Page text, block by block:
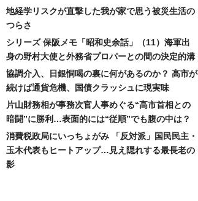
地経学リスクが直撃した我が家で思う被災生活の
つらさ
シリーズ 保阪メモ「昭和史余話」（11）海軍出
身の野村大使と外務省プロパーとの間の決定的溝
協調介入、日銀恫喝の裏に何があるのか？ 高市が
続けば通貨危機、国債クラッシュに現実味
片山財務相が事務次官人事めぐる“高市首相との
暗闘”に勝利…表面的には“従順”でも腹の中は？
消費税政局にいっちょがみ 「反対派」国民民主・
玉木代表もヒートアップ…見え隠れする最長老の
影